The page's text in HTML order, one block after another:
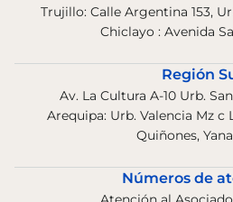
Trujillo: Calle Argentina 153,
Chiclayo : Avenida
Región
Av. La Cultura A-10 Urb.
Arequipa: Urb. Valencia Mz c
Quiñones,
Números de